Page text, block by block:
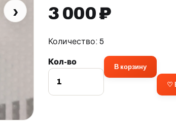
›
3 000 ₽
Количество: 5
Кол-во
В корзину
♡